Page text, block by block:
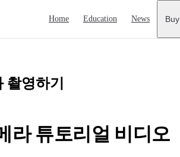
Home Education News Buy
촬영하기
라 튜토리얼 비디오